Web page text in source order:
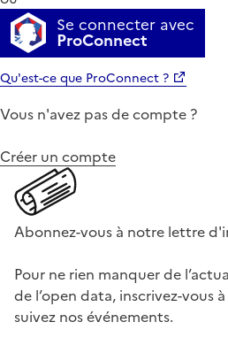
Se connecter avec
ProConnect
Qu'est-ce que ProConnect ?
Vous n'avez pas de compte ?
Créer un compte
Abonnez-vous à notre lettre
Pour ne rien manquer de
de l’open data, inscrivez-vous
suivez nos événements.